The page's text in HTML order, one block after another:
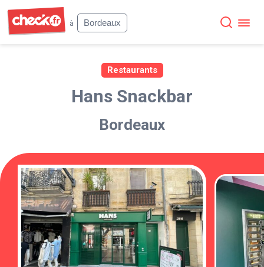
à
Bordeaux
Restaurants
Hans Snackbar
Bordeaux